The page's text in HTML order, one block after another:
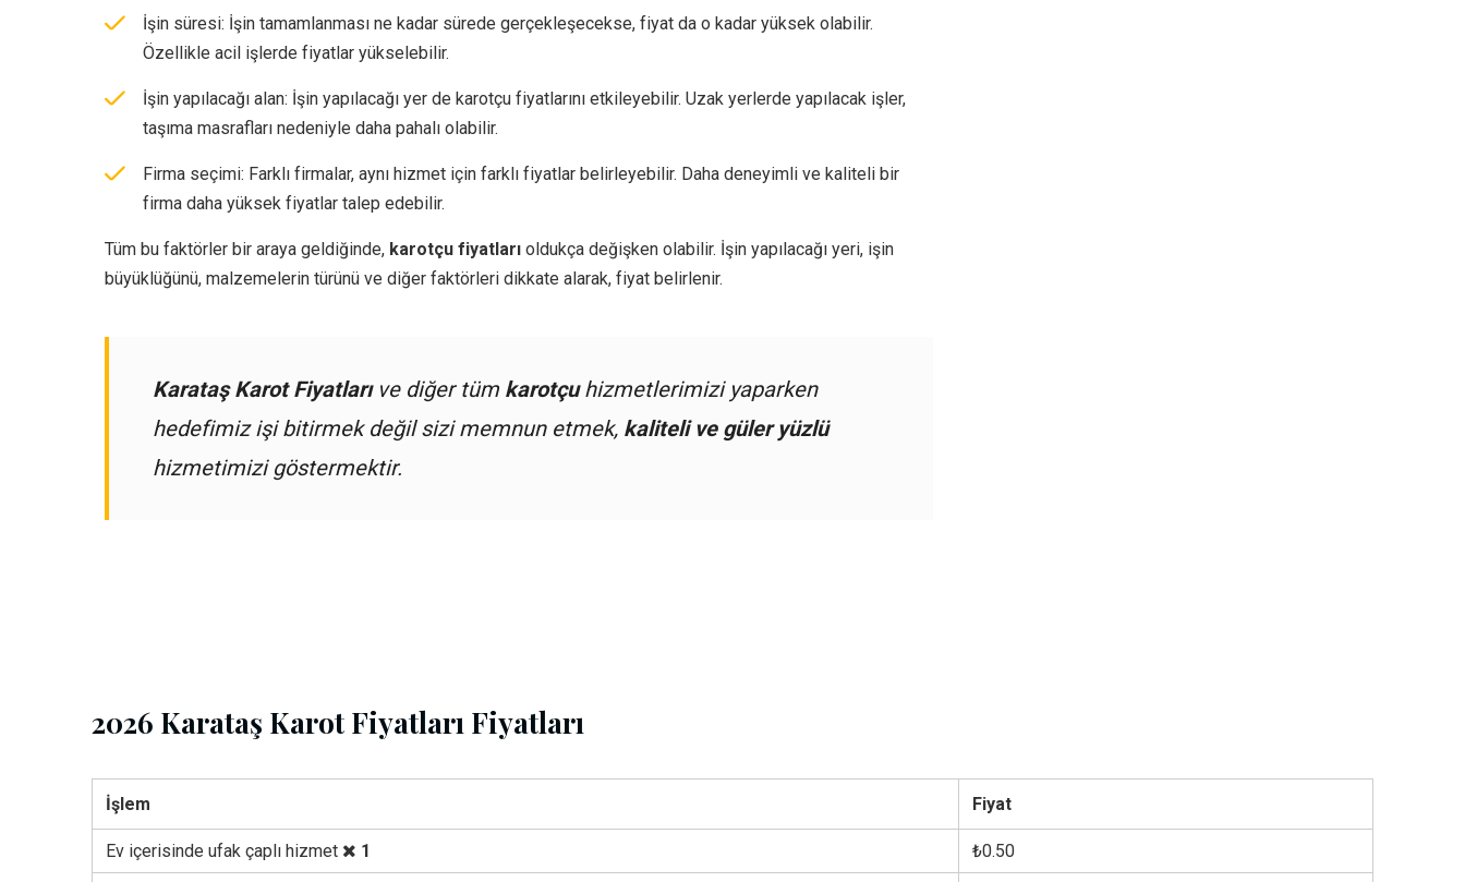
İşin süresi: İşin tamamlanması ne kadar sürede gerçekleşecekse, fiyat da o kadar yüksek olabilir.
Özellikle acil işlerde fiyatlar yükselebilir.
İşin yapılacağı alan: İşin yapılacağı yer de karotçu fiyatlarını etkileyebilir. Uzak yerlerde yapılacak işler,
taşıma masrafları nedeniyle daha pahalı olabilir.
Firma seçimi: Farklı firmalar, aynı hizmet için farklı fiyatlar belirleyebilir. Daha deneyimli ve kaliteli bir
firma daha yüksek fiyatlar talep edebilir.
Tüm bu faktörler bir araya geldiğinde, karotçu fiyatları oldukça değişken olabilir. İşin yapılacağı yeri, işin
büyüklüğünü, malzemelerin türünü ve diğer faktörleri dikkate alarak, fiyat belirlenir.
Karataş Karot Fiyatlarıve diğer tüm karotçuhizmetlerimizi yaparken
hedefimiz işi bitirmek değil sizi memnun etmek, kaliteli ve güler yüzlü
hizmetimizi göstermektir.
2026 Karataş Karot Fiyatları Fiyatları
İşlem Fiyat
Ev içerisinde ufak çaplı hizmet 1 ₺0.50